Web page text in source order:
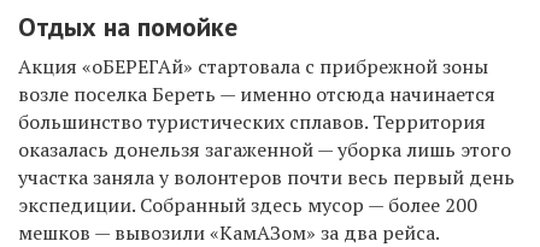
Отдых на помойке
Акция «оБЕРЕГАй» стартовала с прибрежной зоны
возле поселка Береть — именно отсюда начинается
большинство туристических сплавов. Территория
оказалась донельзя загаженной — уборка лишь этого
участка заняла у волонтеров почти весь первый день
экспедиции. Собранный здесь мусор — более 200
мешков — вывозили «КамАЗом» за два рейса.